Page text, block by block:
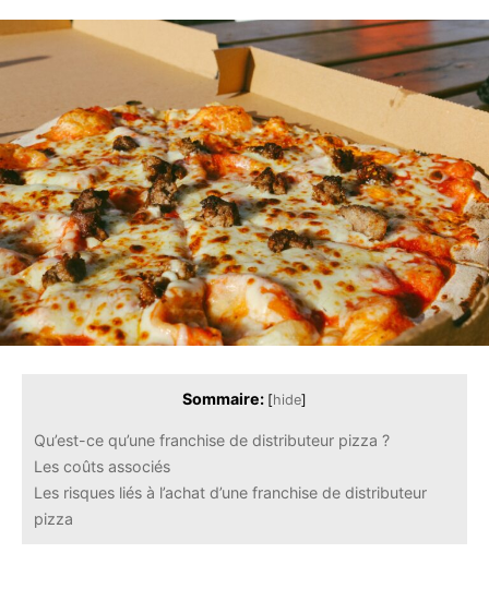
Sommaire: [hide]
Qu’est-ce qu’une franchise de distributeur pizza ?
Les coûts associés
Les risques liés à l’achat d’une franchise de distributeur
pizza